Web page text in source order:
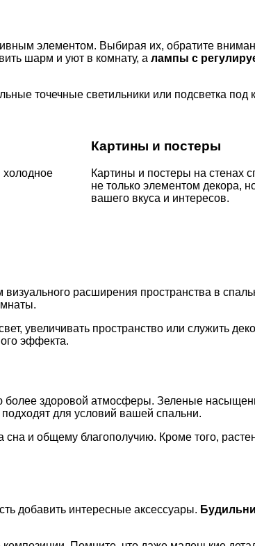
элементом. Выбирая их, обратите
шарм и уют в комнату, а лампы с
точечные светильники или подсветка под
холодное
Картины и постеры
Картины и постеры на стенах
не только элементом декора,
вашего вкуса и интересов.
расширения пространства в
увеличивать пространство или служить
эффекта.
более здоровой атмосферы. Зеленые
для условий вашей спальни.
и общему благополучию. Кроме того,
добавить интересные аксессуары.